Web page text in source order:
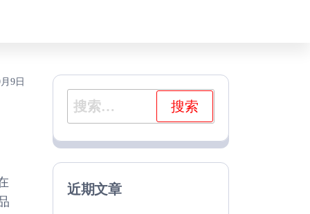
9日
搜
索：
近期文章